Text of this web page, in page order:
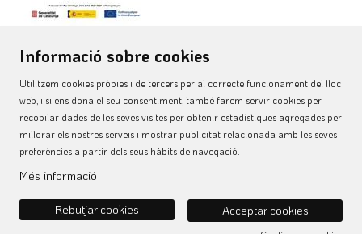
Avís Legal Política de privacitat
Sitemap
| Contacte
Informació sobre cookies
Utilitzem cookies pròpies i de tercers per al correcte funcionament del lloc
web, i si ens dona el seu consentiment, també farem servir cookies per
recopilar dades de les seves visites per obtenir estadístiques agregades per
millorar els nostres serveis i mostrar publicitat relacionada amb les seves
preferències a partir dels seus hàbits de navegació.
Més informació
Acceptar cookies
Rebutjar cookies